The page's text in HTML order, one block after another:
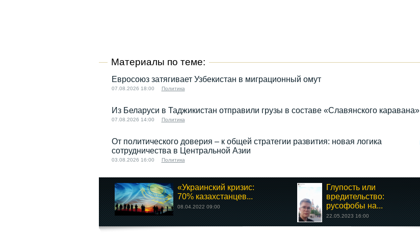
Материалы по теме:
Евросоюз затягивает Узбекистан в миграционный омут
07.08.2026 18:00 Политика
Из Беларуси в Таджикистан отправили грузы в составе «Славянского каравана»
07.08.2026 14:00 Политика
От политического доверия – к общей стратегии развития: новая логика
сотрудничества в Центральной Азии
03.08.2026 16:00 Политика
«Украинский кризис:
70% казахстанцев...
08.04.2022 09:00
Глупость или
вредительство:
русофобы на...
22.05.2023 16:00